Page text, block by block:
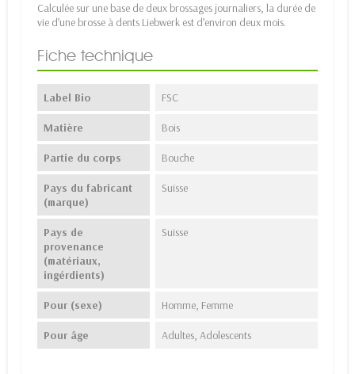
Calculée sur une base de deux brossages journaliers, la durée de
vie d’une brosse à dents Liebwerk est d’environ deux mois.
Fiche technique
Label Bio FSC
Matière Bois
Partie du corps Bouche
Pays du fabricant
(marque)
Suisse
Pays de
provenance
(matériaux,
ingérdients)
Suisse
Pour (sexe) Homme, Femme
Pour âge Adultes, Adolescents